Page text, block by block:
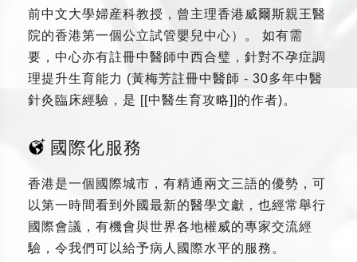
前中文大學婦産科教授，曾主理香港威爾斯親王醫
院的香港第一個公立試管嬰兒中心）。 如有需
要，中心亦有註冊中醫師中西合璧，針對不孕症調
理提升生育能力 (黃梅芳註冊中醫師 - 30多年中醫
針灸臨床經驗，是 [[中醫生育攻略]]的作者)。
國際化服務
香港是一個國際城市，有精通兩文三語的優勢，可
以第一時間看到外國最新的醫學文獻，也經常舉行
國際會議，有機會與世界各地權威的專家交流經
驗，令我們可以給予病人國際水平的服務。